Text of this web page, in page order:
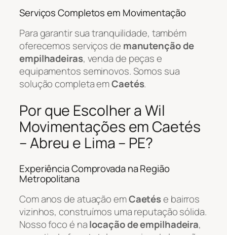
Serviços Completos em Movimentação
Para garantir sua tranquilidade, também
oferecemos serviços de manutenção de
empilhadeiras, venda de peças e
equipamentos seminovos. Somos sua
solução completa emCaetés.
Por que Escolher a Wil
Movimentações em Caetés
– Abreu e Lima – PE?
Experiência Comprovada na Região
Metropolitana
Com anos de atuação emCaetése bairros
vizinhos, construímos uma reputação sólida.
Nosso foco é nalocação de empilhadeira,